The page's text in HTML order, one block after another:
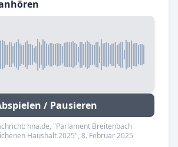
/ Pausieren
hna.de, "Parlament Breitenbach
Haushalt 2025", 8. Februar 2025